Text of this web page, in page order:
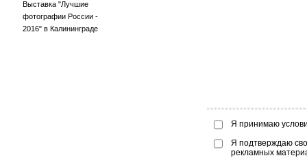
Выставка "Лучшие
фотографии России -
2016" в Калининграде
Я принимаю
Я подтверждаю
рекламных